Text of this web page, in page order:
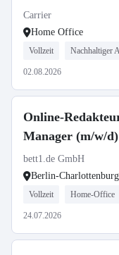
Carrier
Home Office
Vollzeit Nachhaltiger
02.08.2026
Online-
Manager (m/w/d)
bett1.de GmbH
Berlin-Charlottenburg
Vollzeit Home-Office
24.07.2026